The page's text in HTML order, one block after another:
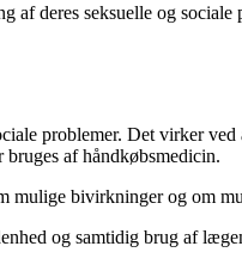
af deres seksuelle og
problemer. Det virker
af håndkøbsmedicin.
bivirkninger og om
og samtidig brug af